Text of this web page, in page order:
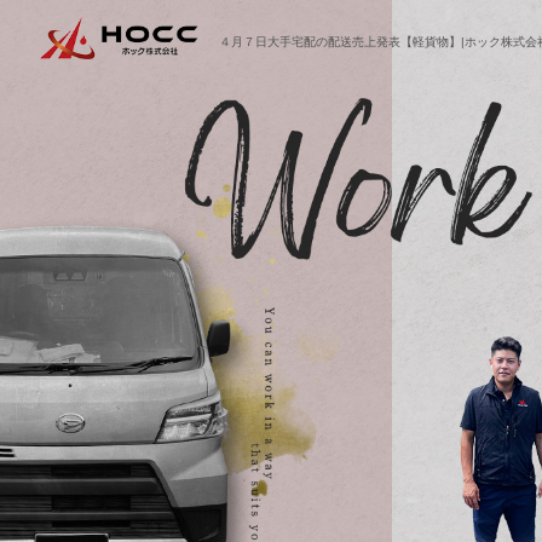
４月７日大手宅配の配送売上発表【軽貨物】|ホック株式会